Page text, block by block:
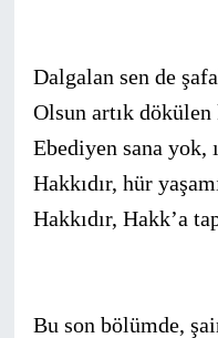
Dalgalan sen de
Olsun artık dökülen
Ebediyen sana yok,
Hakkıdır, hür
Hakkıdır, Hakk’a
Bu son bölümde,